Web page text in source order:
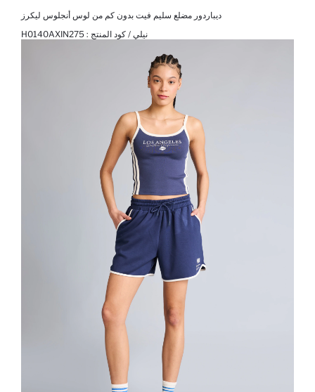
ديباردور مضلع سليم فيت بدون كم من لوس أنجلوس ليكرز
نيلي / كود المنتج : H0140AXIN275